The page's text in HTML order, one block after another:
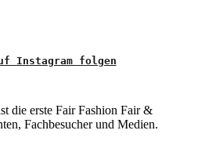
Instagram folgen
die erste Fair Fashion Fair &
Fachbesucher und Medien.